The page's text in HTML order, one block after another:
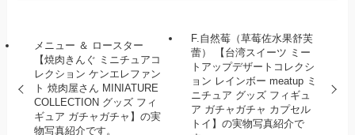
メニュー ＆ ロースター
【焼肉きんぐ ミニチュアコ
レクション ケンエレファン
ト 焼肉屋さん MINIATURE
COLLECTION グッズ フィ
ギュア ガチャガチャ】の実
物写真紹介です。
F.自然莓（草莓佐水果舒芙
蕾） 【台湾スイーツ ミー
トアップデザートコレクシ
ョン レインボー meatup ミ
ニチュア グッズ フィギュ
ア ガチャガチャ カプセル
トイ】の実物写真紹介で